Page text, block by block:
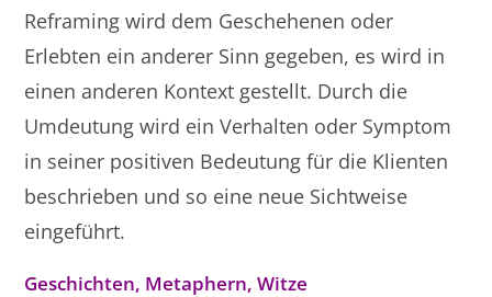
Reframing wird dem Geschehenen oder
Erlebten ein anderer Sinn gegeben, es wird in
einen anderen Kontext gestellt. Durch die
Umdeutung wird ein Verhalten oder Symptom
in seiner positiven Bedeutung für die Klienten
beschrieben und so eine neue Sichtweise
eingeführt.
Geschichten, Metaphern, Witze